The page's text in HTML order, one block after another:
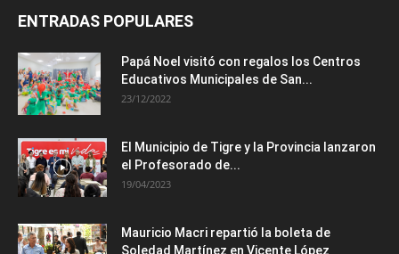
ENTRADAS POPULARES
Papá Noel visitó con regalos los Centros
Educativos Municipales de San...
23/12/2022
El Municipio de Tigre y la Provincia lanzaron
el Profesorado de...
19/04/2023
Mauricio Macri repartió la boleta de
Soledad Martínez en Vicente López